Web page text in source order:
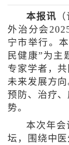
本报讯
外治分会
宁市举行。
民健康”为主
专家学者，
未来发展方
预防、治疗
势。
本次年
坛，围绕中